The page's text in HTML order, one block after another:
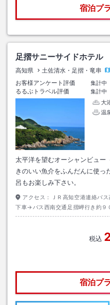
宿泊プ
足摺サニーサイドホテル
高知県 土佐清水・足摺・竜串
お客様アンケート評価
集計中
るるぶトラベル評価
集計中
大
温
太平洋を望むオーシャンビュー
きのいい魚介をふんだんに使っ
呂もお楽しみ下さい。
アクセス：
ＪＲ高知空港連絡バ
下車→バス西南交通足摺岬行き約９
約１分
税込
宿泊プ